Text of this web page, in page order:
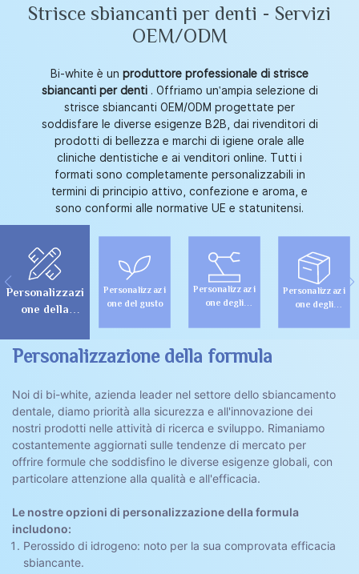
Strisce sbiancanti per denti - Servizi
OEM/ODM
Bi-white è un produttore professionale di strisce
sbiancanti per denti. Offriamo un'ampia selezione di
strisce sbiancanti OEM/ODM progettate per
soddisfare le diverse esigenze B2B, dai rivenditori di
prodotti di bellezza e marchi di igiene orale alle
cliniche dentistiche e ai venditori online. Tutti i
formati sono completamente personalizzabili in
termini di principio attivo, confezione e aroma, e
sono conformi alle normative UE e statunitensi.
Personalizzazi
one della
Personalizzazi
one del gusto
Personalizzazi
one degli
strisce dentali
Personalizzazi
one degli
Personalizzazione della formula
Noi di bi-white, azienda leader nel settore dello sbiancamento
dentale, diamo priorità alla sicurezza e all'innovazione dei
nostri prodotti nelle attività di ricerca e sviluppo. Rimaniamo
costantemente aggiornati sulle tendenze di mercato per
offrire formule che soddisfino le diverse esigenze globali, con
particolare attenzione alla qualità e all'efficacia.
Le nostre opzioni di personalizzazione della formula
includono:
Perossido di idrogeno: noto per la sua comprovata efficacia
sbiancante.